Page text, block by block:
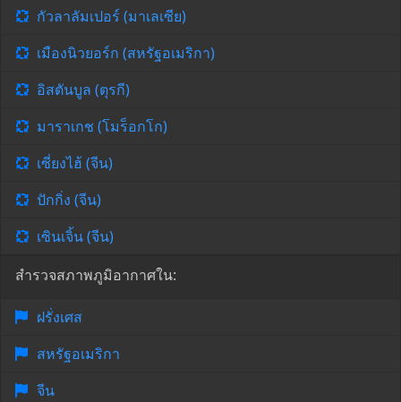
กัวลาลัมเปอร์ (มาเลเซีย)
เมืองนิวยอร์ก (สหรัฐอเมริกา)
อิสตันบูล (ตุรกี)
มาราเกช (โมร็อกโก)
เซี่ยงไฮ้ (จีน)
ปักกิ่ง (จีน)
เซินเจิ้น (จีน)
สำรวจสภาพภูมิอากาศใน:
ฝรั่งเศส
สหรัฐอเมริกา
จีน